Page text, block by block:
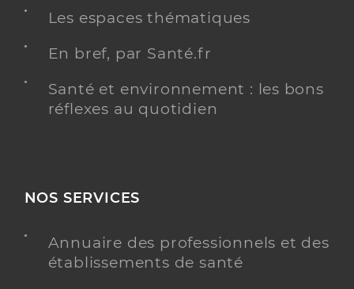
Les espaces thématiques
En bref, par Santé.fr
Santé et environnement : les bons
réflexes au quotidien
NOS SERVICES
Annuaire des professionnels et des
établissements de santé